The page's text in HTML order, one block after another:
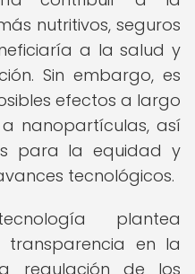
nutritivos, seguros
a la salud y
Sin embargo, es
efectos a largo
nanopartículas, así
para la equidad y
tecnológicos.
plantea
transparencia en la
regulación de los